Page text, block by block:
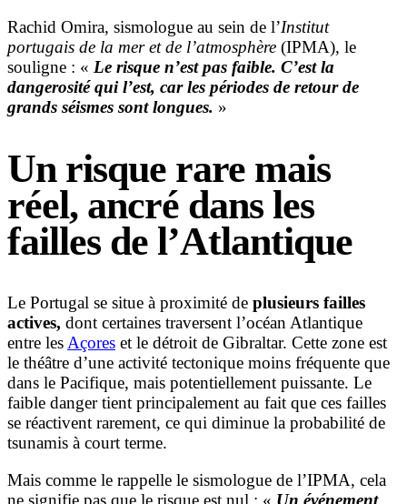
Rachid Omira, sismologue au sein de l’Institut
portugais de la mer et de l’atmosphère (IPMA), le
souligne : « Le risque n’est pas faible. C’est la
dangerosité qui l’est, car les périodes de retour de
grands séismes sont longues. »
Un risque rare mais
réel, ancré dans les
failles de l’Atlantique
Le Portugal se situe à proximité de plusieurs failles
actives, dont certaines traversent l’océan Atlantique
entre les Açores et le détroit de Gibraltar. Cette zone est
le théâtre d’une activité tectonique moins fréquente que
dans le Pacifique, mais potentiellement puissante. Le
faible danger tient principalement au fait que ces failles
se réactivent rarement, ce qui diminue la probabilité de
tsunamis à court terme.
Mais comme le rappelle le sismologue de l’IPMA, cela